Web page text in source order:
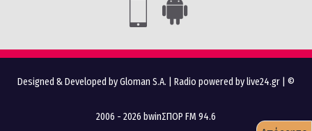
Designed & Developed by Gloman S.A. Radio powered by live24.gr | ©
2006 - 2026 bwinΣΠΟΡ FM 94.6